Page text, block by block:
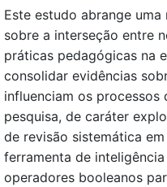
Este estudo abrange
sobre a interseção entre
práticas pedagógicas na
consolidar evidências
influenciam os processos
pesquisa, de caráter
de revisão sistemática
ferramenta de
operadores booleanos